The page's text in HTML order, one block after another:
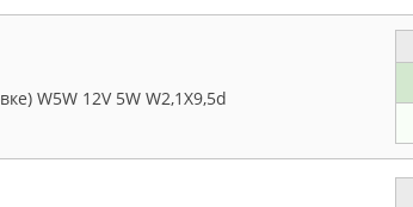
W5W 12V 5W W2,1X9,5d